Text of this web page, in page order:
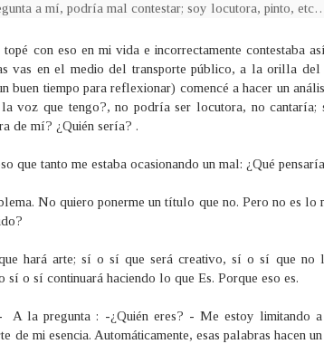
a mí, podría mal contestar; soy locutora, pinto,
con eso en mi vida e incorrectamente contestaba
vas en el medio del transporte público, a la orilla
buen tiempo para reflexionar) comencé a hacer un
voz que tengo?, no podría ser locutora, no cantaría;
de mí? ¿Quién sería? .
que tanto me estaba ocasionando un mal: ¿Qué
No quiero ponerme un título que no. Pero no es lo
hará arte; sí o sí que será creativo, sí o sí que no
sí o sí continuará haciendo lo que Es. Porque eso es.
A la pregunta : -¿Quién eres? - Me estoy limitando a
de mi esencia. Automáticamente, esas palabras hacen